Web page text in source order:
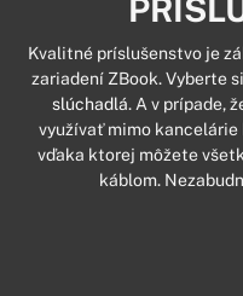
Kvalitné príslušenstvo je
zariadení ZBook. Vyberte
slúchadlá. A v prípade,
využívať mimo kancelárie
vďaka ktorej môžete
káblom.